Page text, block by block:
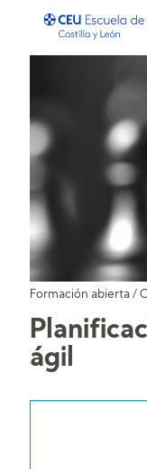
Formación abierta /
ágil